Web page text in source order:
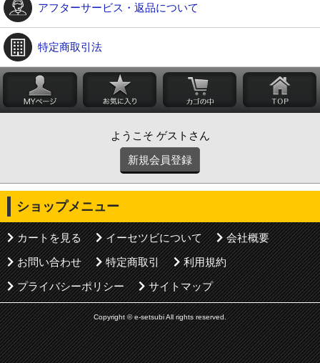
アフターサービス・返品について
特定商取引法
ようこそ ゲストさん
新規会員登録
ショップメニュー
カートを見る イーセツビについて
会社概要
お問い合わせ
特定商取引
利用規約
プライバシーポリシー
サイトマップ
Copyright © e-setsubi All rights reserved.